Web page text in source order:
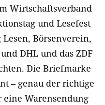
Wirtschaftsverband
und Lesefest
Börsenverein,
DHL und das ZDF
Die Briefmarke
– genau der richtige
eine Warensendung